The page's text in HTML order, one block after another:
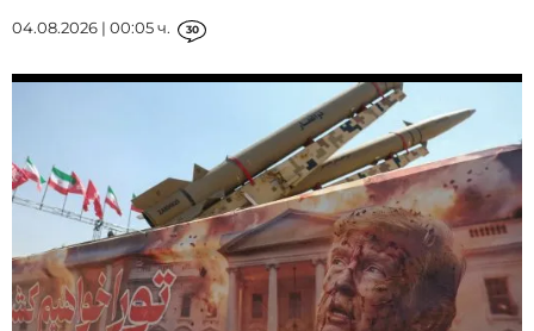
04.08.2026 | 00:05 ч. 30